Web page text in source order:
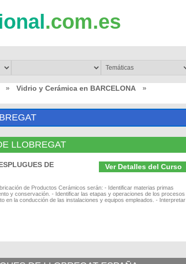
.com.es
» Vidrio y Cerámica en BARCELONA
»
LLOBREGAT
Ver Detalles del Curso
DE
de Productos Cerámicos serán: - Identificar materias primas
y conservación. - Identificar las etapas y operaciones de los procesos
en la conducción de las instalaciones y equipos empleados. - Interpretar